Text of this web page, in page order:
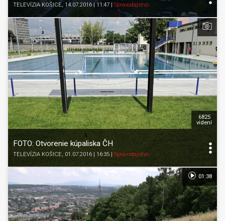
TELEVÍZIA KOŠICE, 14.07.2016 | 11:47 | Spravodajstvo
FOTO: Otvorenie kúpaliska ČH
TELEVÍZIA KOŠICE, 01.07.2016 | 16:35 | Spravodajstvo
6825
videní
01:38